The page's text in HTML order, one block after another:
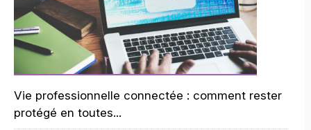
Vie professionnelle connectée : comment rester
protégé en toutes...